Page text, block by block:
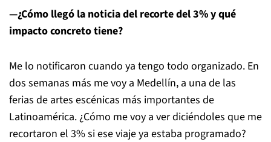
—¿Cómo llegó la noticia del recorte del 3% y qué
impacto concreto tiene?
Me lo notificaron cuando ya tengo todo organizado. En
dos semanas más me voy a Medellín, a una de las
ferias de artes escénicas más importantes de
Latinoamérica. ¿Cómo me voy a ver diciéndoles que me
recortaron el 3% si ese viaje ya estaba programado?